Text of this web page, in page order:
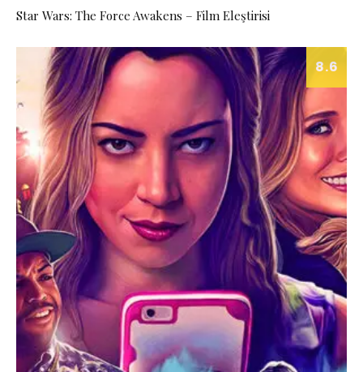
Star Wars: The Force Awakens – Film Eleştirisi
8.6